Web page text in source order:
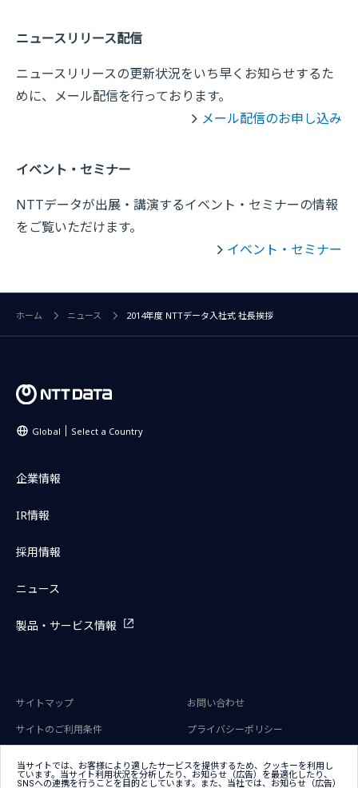
ニュースリリース配信
ニュースリリースの更新状況をいち早くお知らせするた
めに、メール配信を行っております。
メール配信のお申し込み
イベント・セミナー
NTTデータが出展・講演するイベント・セミナーの情報
をご覧いただけます。
イベント・セミナー
ホーム ニュース 2014年度 NTTデータ入社式 社長挨拶
Global Select a Country
企業情報
IR情報
採用情報
ニュース
製品・サービス情報
サイトマップ
お問い合わせ
サイトのご利用条件
プライバシーポリシー
クッキー（Cookie）プリファレン
当サイトでは、お客様により適したサービスを提供するため、クッキーを利用し
ています。当サイト利用状況を分析したり、お知らせ（広告）を最適化したり、
SNSへの連携を行うことを目的としています。また、当社では、お知らせ（広告）